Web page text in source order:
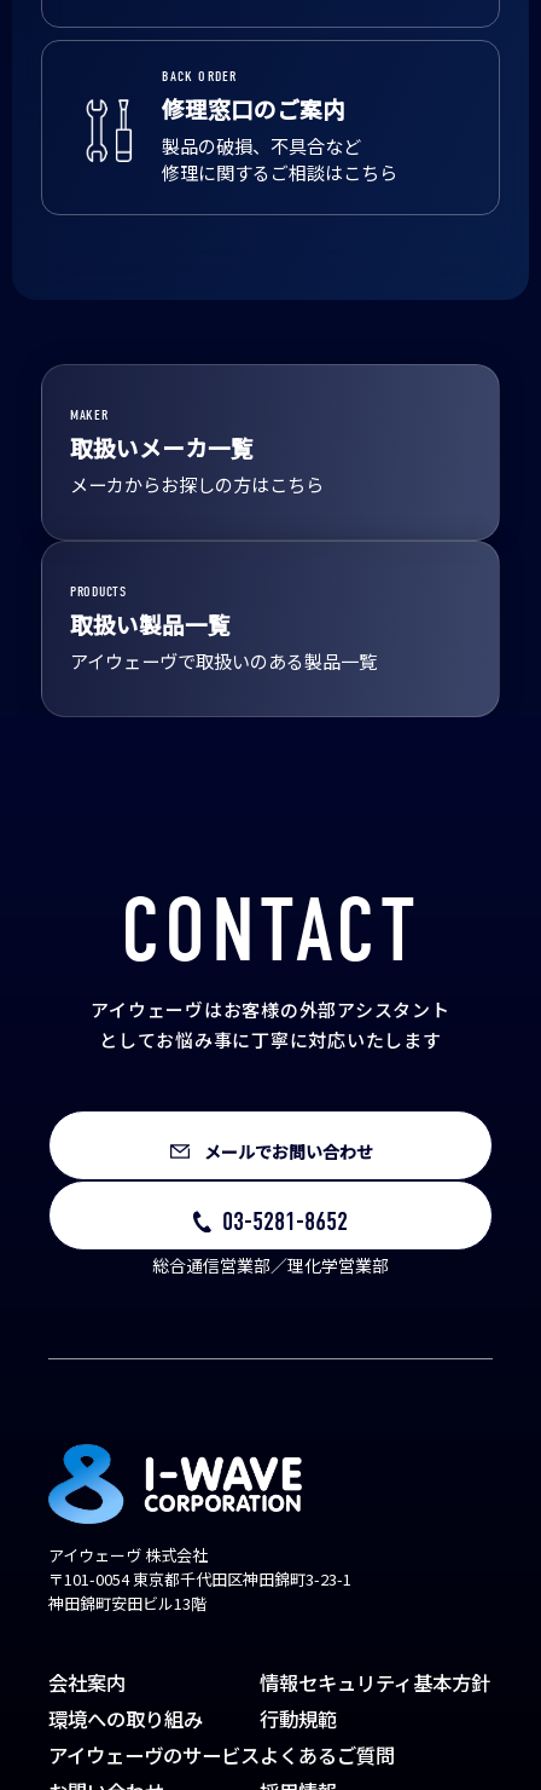
BACK ORDER
修理窓口のご案内
製品の破損、不具合など
修理に関するご相談はこちら
MAKER
取扱いメーカ一覧
メーカからお探しの方はこちら
PRODUCTS
取扱い製品一覧
アイウェーヴで取扱いのある製品一覧
CONTACT
アイウェーヴはお客様の外部アシスタント
としてお悩み事に丁寧に対応いたします
メールでお問い合わせ
03-5281-8652
総合通信営業部／理化学営業部
アイウェーヴ 株式会社
〒101-0054 東京都千代田区神田錦町3-23-1
神田錦町安田ビル13階
会社案内
環境への取り組み
アイウェーヴのサービス
情報セキュリティ基本方針
行動規範
よくあるご質問